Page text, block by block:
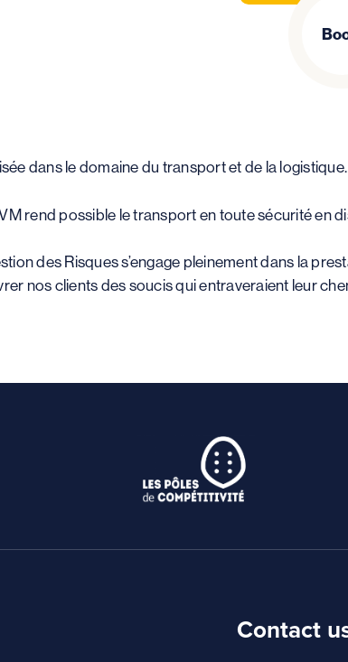
dans le domaine du transport et de la logistique.
rend possible le transport en toute sécurité en
des Risques s’engage pleinement dans la
nos clients des soucis qui entraveraient leur
Contact